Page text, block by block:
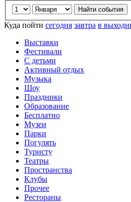
Куда пойти сегодня завтра в
Выставки
Фестивали
С детьми
Активный отдых
Музыка
Шоу
Праздники
Образование
Бесплатно
Музеи
Парки
Погулять
Туристу
Театры
Пространства
Клубы
Прочее
Рестораны